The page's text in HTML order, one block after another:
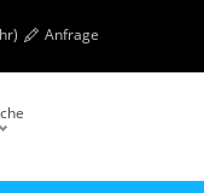
Anfrage